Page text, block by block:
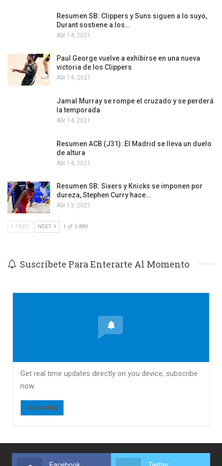
Resumen SB: Clippers y Suns siguen a lo suyo,
Durant sostiene a los…
Abr 14, 2021
Paul George vuelve a exhibirse en una nueva
victoria de los Clippers
Abr 14, 2021
Jamal Murray se rompe el cruzado y se perderá
la temporada
Abr 14, 2021
Resumen ACB (J31): El Madrid se lleva un duelo
de altura
Abr 14, 2021
Resumen SB: Sixers y Knicks se imponen por
dureza, Stephen Curry hace…
Abr 13, 2021
PREV NEXT 1 of 5.889
Suscríbete Para Enterarte Al Momento
Get real time updates directly on you device, subscribe
now.
Subscribe